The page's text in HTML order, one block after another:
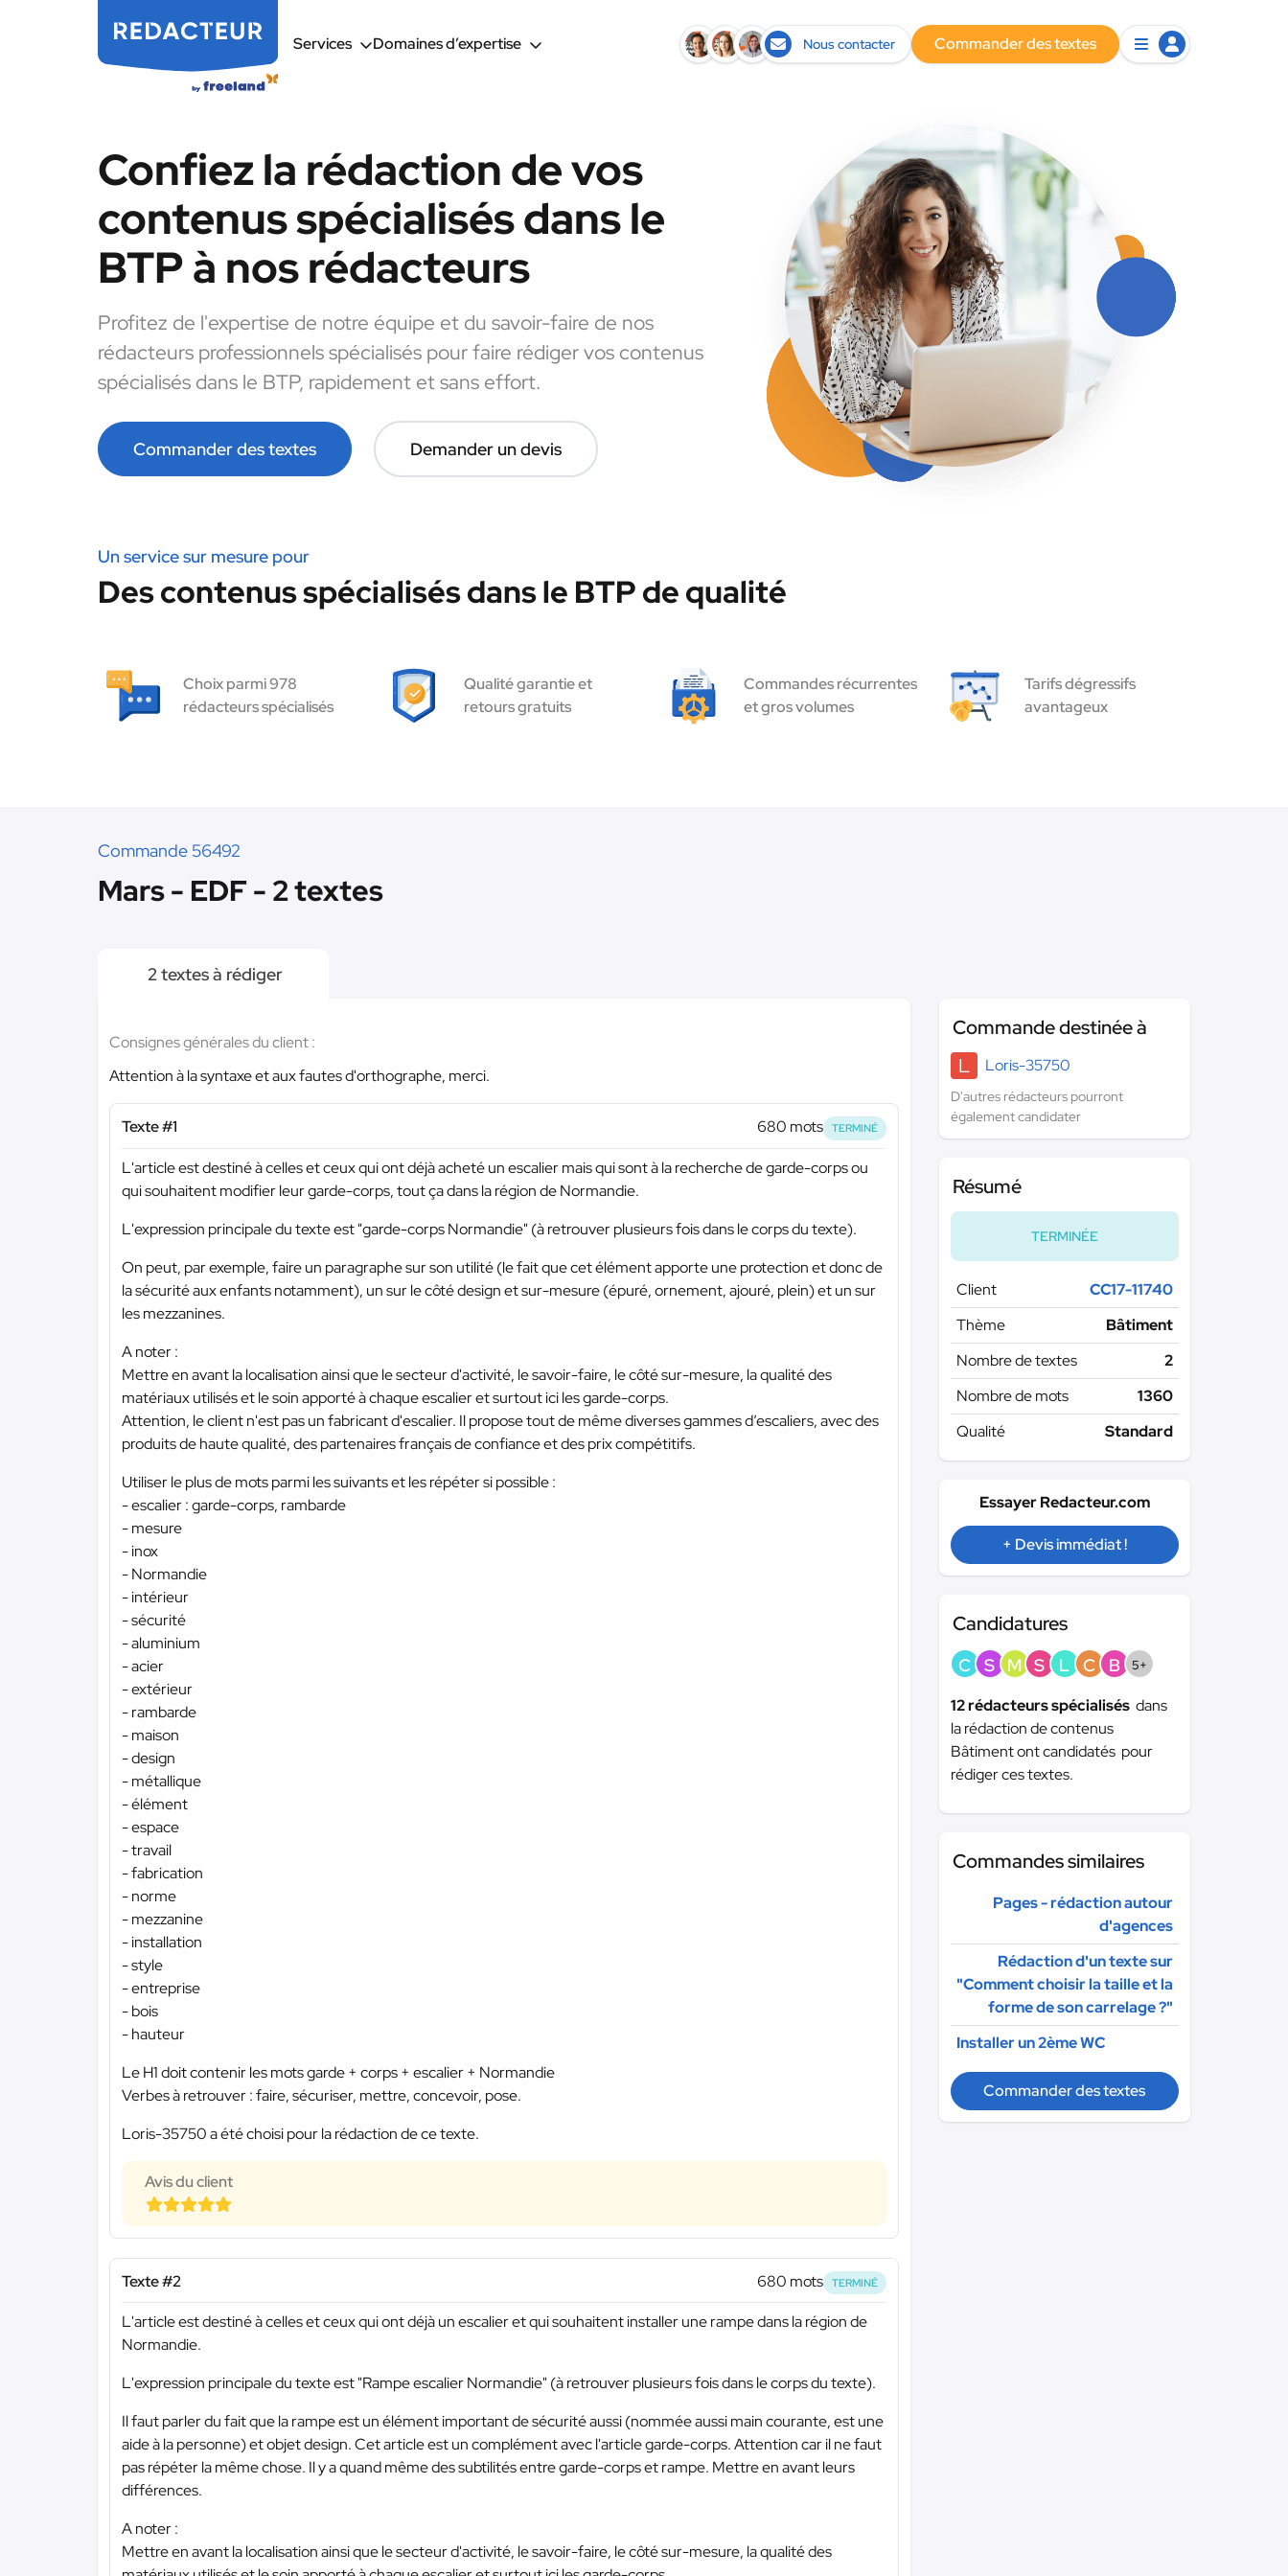
Services Domaines d’expertise Nous contacter Commander des textes
Confiez la rédaction de vos
contenus spécialisés dans le
BTP à nos rédacteurs
Profitez de l'expertise de notre équipe et du savoir-faire de nos
rédacteurs professionnels spécialisés pour faire rédiger vos contenus
spécialisés dans le BTP, rapidement et sans effort.
Commander des textes Demander un devis
Un service sur mesure pour
Des contenus spécialisés dans le BTP de qualité
Choix parmi 978
rédacteurs spécialisés
Qualité garantie et
retours gratuits
Commandes récurrentes
et gros volumes
Tarifs dégressifs
avantageux
Commande 56492
Mars - EDF - 2 textes
2 textes à rédiger
Consignes générales du client :
Attention à la syntaxe et aux fautes d'orthographe, merci.
Texte #1 680 mots TERMINÉ
L'article est destiné à celles et ceux qui ont déjà acheté un escalier mais qui sont à la recherche de garde-corps ou
qui souhaitent modifier leur garde-corps, tout ça dans la région de Normandie.
L'expression principale du texte est "garde-corps Normandie" (à retrouver plusieurs fois dans le corps du texte).
On peut, par exemple, faire un paragraphe sur son utilité (le fait que cet élément apporte une protection et donc de
la sécurité aux enfants notamment), un sur le côté design et sur-mesure (épuré, ornement, ajouré, plein) et un sur
les mezzanines.
A noter :
Mettre en avant la localisation ainsi que le secteur d'activité, le savoir-faire, le côté sur-mesure, la qualité des
matériaux utilisés et le soin apporté à chaque escalier et surtout ici les garde-corps.
Attention, le client n'est pas un fabricant d'escalier. Il propose tout de même diverses gammes d’escaliers, avec des
produits de haute qualité, des partenaires français de confiance et des prix compétitifs.
Utiliser le plus de mots parmi les suivants et les répéter si possible :
- escalier : garde-corps, rambarde
- mesure
- inox
- Normandie
- intérieur
- sécurité
- aluminium
- acier
- extérieur
- rambarde
- maison
- design
- métallique
- élément
- espace
- travail
- fabrication
- norme
- mezzanine
- installation
- style
- entreprise
- bois
- hauteur
Le H1 doit contenir les mots garde + corps + escalier + Normandie
Verbes à retrouver : faire, sécuriser, mettre, concevoir, pose.
Loris-35750 a été choisi pour la rédaction de ce texte.
Avis du client
Texte #2 680 mots TERMINÉ
L'article est destiné à celles et ceux qui ont déjà un escalier et qui souhaitent installer une rampe dans la région de
Normandie.
L'expression principale du texte est "Rampe escalier Normandie" (à retrouver plusieurs fois dans le corps du texte).
Il faut parler du fait que la rampe est un élément important de sécurité aussi (nommée aussi main courante, est une
aide à la personne) et objet design. Cet article est un complément avec l'article garde-corps. Attention car il ne faut
pas répéter la même chose. Il y a quand même des subtilités entre garde-corps et rampe. Mettre en avant leurs
différences.
A noter :
Mettre en avant la localisation ainsi que le secteur d'activité, le savoir-faire, le côté sur-mesure, la qualité des
Commande destinée à
L
Loris-35750
D'autres rédacteurs pourront
également candidater
Résumé
TERMINÉE
Client
CC17-11740
Thème
Bâtiment
Nombre de textes
2
Nombre de mots
1360
Qualité
Standard
Essayer Redacteur.com
+ Devis immédiat !
Candidatures
C S M S L C B 5+
12 rédacteurs spécialisés dans
la rédaction de contenus
Bâtiment ont candidatés pour
rédiger ces textes.
Commandes similaires
Pages - rédaction autour
d'agences
Rédaction d'un texte sur
"Comment choisir la taille et la
forme de son carrelage ?"
Installer un 2ème WC
Commander des textes